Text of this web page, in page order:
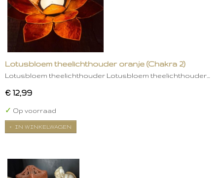
Lotusbloem theelichthouder oranje (Chakra 2)
Lotusbloem theelichthouder Lotusbloem theelichthouder…
€ 12,99
✓ Op voorraad
IN WINKELWAGEN